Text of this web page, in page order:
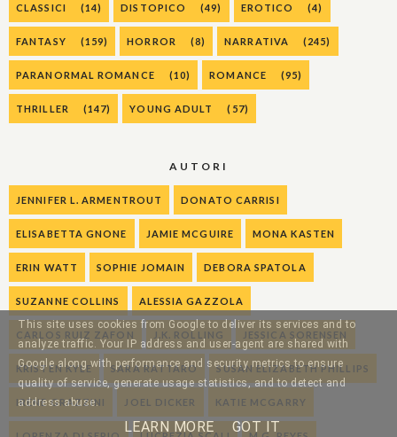
CLASSICI (14) DISTOPICO (49) EROTICO (4)
FANTASY (159) HORROR (8) NARRATIVA (245)
PARANORMAL ROMANCE (10) ROMANCE (95)
THRILLER (147) YOUNG ADULT (57)
AUTORI
JENNIFER L. ARMENTROUT DONATO CARRISI
ELISABETTA GNONE JAMIE MCGUIRE MONA KASTEN
ERIN WATT SOPHIE JOMAIN DEBORA SPATOLA
SUZANNE COLLINS ALESSIA GAZZOLA
CARLOS RUIZ ZAFON J.K. ROLLING JESSICA SORENSEN
KRISTEN KYLE SARA RATTARO SUSAN ELIZABETH PHILLIPS
IRENE GRAZZINI JOEL DICKER KATIE MCGARRY
This site uses cookies from Google to deliver its services and to
analyze traffic. Your IP address and user-agent are shared with
Google along with performance and security metrics to ensure
quality of service, generate usage statistics, and to detect and
address abuse.
LEARN MORE GOT IT